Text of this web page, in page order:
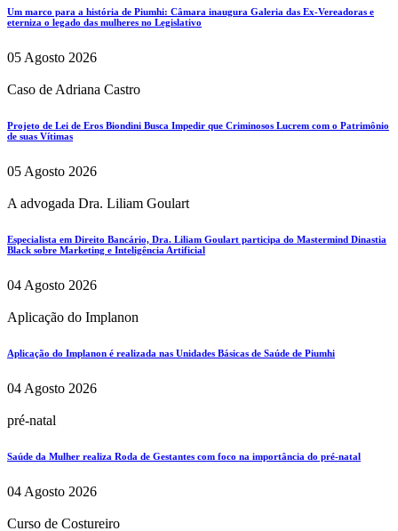
Um marco para a história de Piumhi: Câmara inaugura Galeria das Ex-Vereadoras e
eterniza o legado das mulheres no Legislativo
05 Agosto 2026
Caso de Adriana Castro
Projeto de Lei de Eros Biondini Busca Impedir que Criminosos Lucrem com o Patrimônio
de suas Vítimas
05 Agosto 2026
A advogada Dra. Liliam Goulart
Especialista em Direito Bancário, Dra. Liliam Goulart participa do Mastermind Dinastia
Black sobre Marketing e Inteligência Artificial
04 Agosto 2026
Aplicação do Implanon
Aplicação do Implanon é realizada nas Unidades Básicas de Saúde de Piumhi
04 Agosto 2026
pré-natal
Saúde da Mulher realiza Roda de Gestantes com foco na importância do pré-natal
04 Agosto 2026
Curso de Costureiro